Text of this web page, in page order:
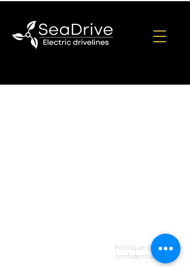
Politique de
confidentialité